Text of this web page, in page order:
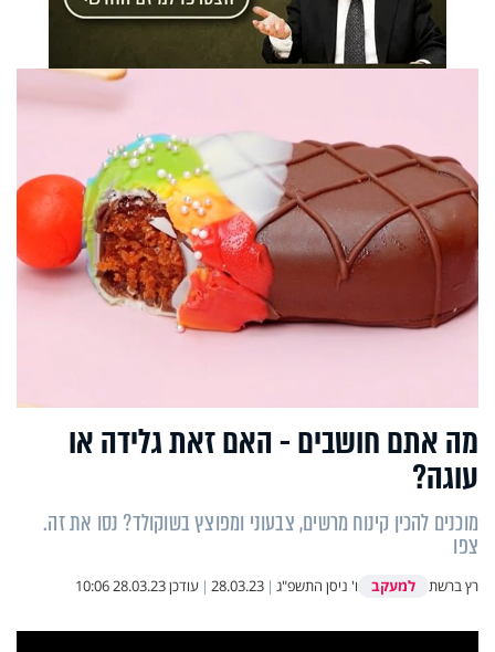
מה אתם חושבים - האם זאת גלידה או
עוגה?
מוכנים להכין קינוח מרשים, צבעוני ומפוצץ בשוקולד? נסו את זה.
צפו
רץ ברשת למעקב ו' ניסן התשפ"ג |
28.03.23
| עודכן28.03.23 10:06
This